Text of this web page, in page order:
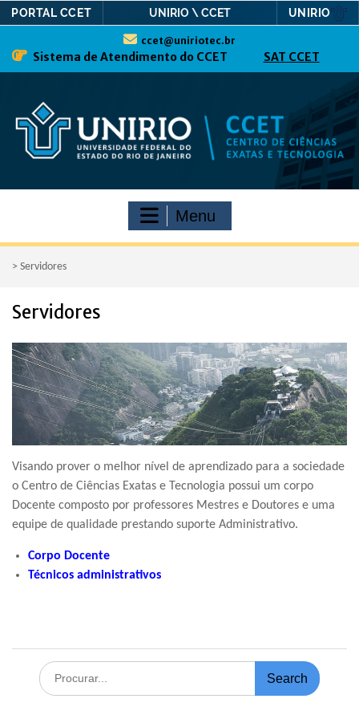
PORTAL CCET UNIRIO \ CCET UNIRIO
ccet@uniriotec.br
Sistema de Atendimento do CCET SAT CCET
Menu
> Servidores
Servidores
Visando prover o melhor nível de aprendizado para a sociedade
o Centro de Ciências Exatas e Tecnologia possui um corpo
Docente composto por professores Mestres e Doutores e uma
equipe de qualidade prestando suporte Administrativo.
Corpo Docente
Técnicos administrativos
Search
for: